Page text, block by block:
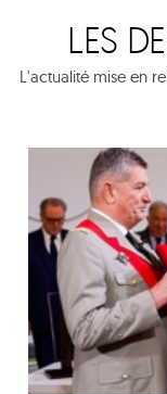
LES
L'actualité mise en